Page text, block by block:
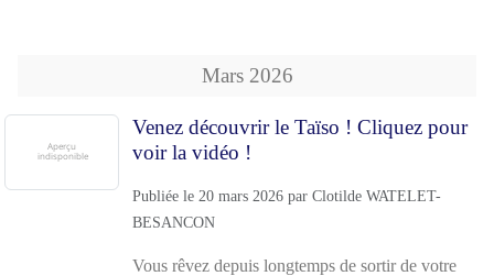
Mars 2026
Venez découvrir le Taïso ! Cliquez pour
voir la vidéo !
Publiée le 20 mars 2026 par Clotilde WATELET-
BESANCON
Vous rêvez depuis longtemps de sortir de votre